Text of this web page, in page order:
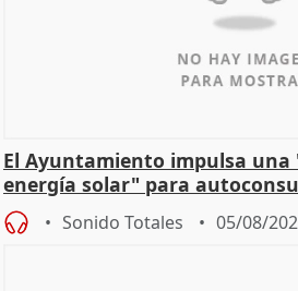
El Ayuntamiento impulsa una
energía solar" para
Sonido Totales 05/08/